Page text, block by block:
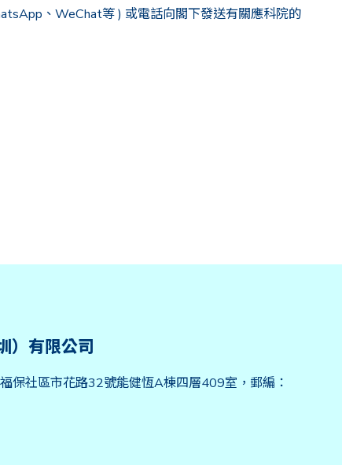
、WeChat等 ) 或電話向閣下發送有關應科院的
）有限公司
保社區市花路32號能健恆A棟四層409室，郵編：